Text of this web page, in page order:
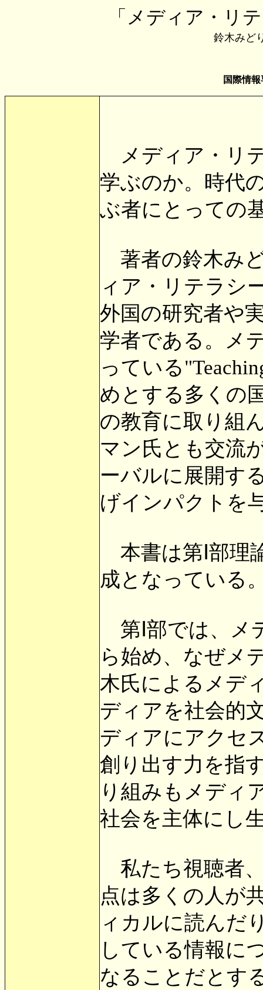
「メディア・リ
鈴木みど
国際情報
メディア・リ
学ぶのか。時代
ぶ者にとっての
著者の鈴木み
ィア・リテラシ
外国の研究者や
学者である。メ
っている
めとする多くの
の教育に取り組
マン氏とも交流
ーバルに展開す
げインパクトを
本書は第Ⅰ部理
成となっている
第Ⅰ部では、メ
ら始め、なぜメ
木氏によるメデ
ディアを社会的
ディアにアクセ
創り出す力を指
り組みもメディ
社会を主体にし
私たち視聴者
点は多くの人が
ィカルに読んだ
している情報に
なることだとす